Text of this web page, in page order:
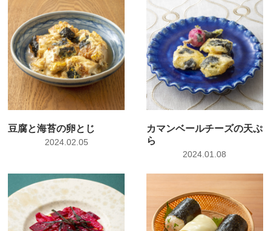
豆腐と海苔の卵とじ
2024.02.05
カマンベールチーズの天ぷ
ら
2024.01.08